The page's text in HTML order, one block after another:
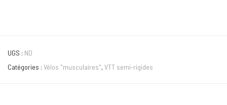
UGS : ND
Catégories : Vélos "musculaires", VTT semi-rigides